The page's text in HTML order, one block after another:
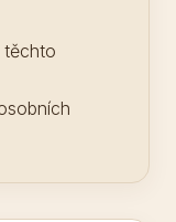
těchto